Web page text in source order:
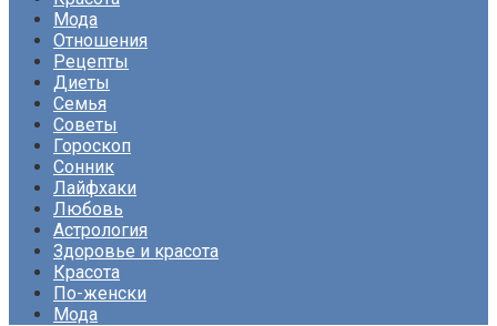
Мода
Отношения
Рецепты
Диеты
Семья
Советы
Гороскоп
Сонник
Лайфхаки
Любовь
Астрология
Здоровье и красота
Красота
По-женски
Мода